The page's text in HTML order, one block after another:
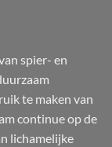
spier- en
te maken van
continue op de
lichamelijke